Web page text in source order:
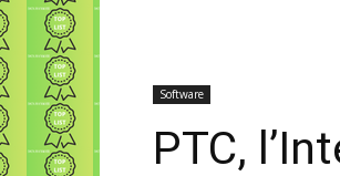
Software
PTC,